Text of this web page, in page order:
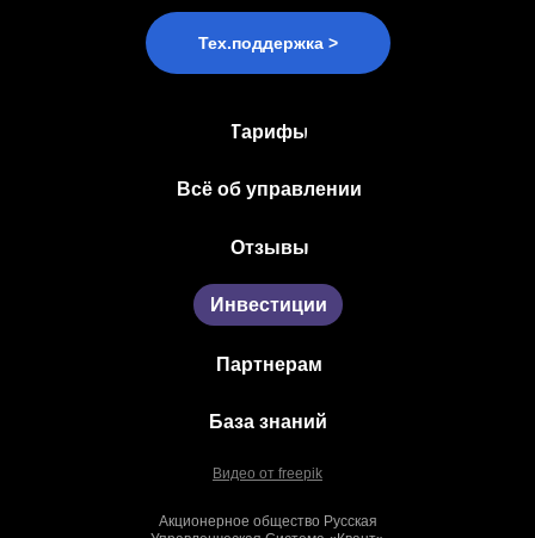
Тарифы
Отзывы
Всё об управлении
Тех.поддержка >
Инвестиции
Партнерам
База знаний
Акционерное общество Русская
Видео от freepik